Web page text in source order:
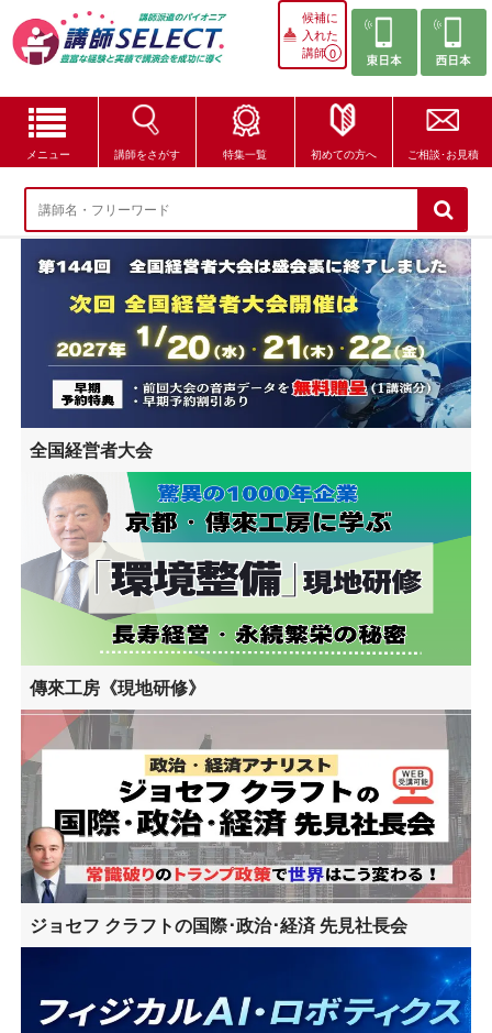
候補に
入れた
講師0
メニュー 講師をさがす 特集一覧 初めての方へ ご相談･お見積
講師をさがす
特集一覧
講師セレクトが選ばれる理由
ブログ・コラム
はじめての方へ
ご相談・お見積
全国経営者大会
傳來工房《現地研修》
ジョセフ クラフトの国際･政治･経済 先見社長会